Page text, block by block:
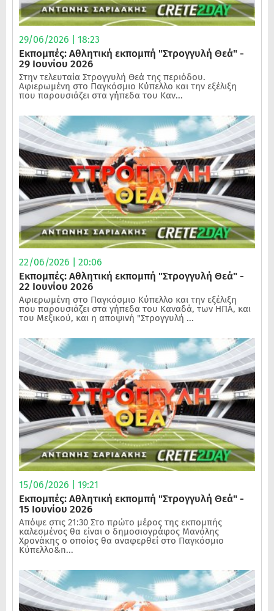
29/06/2026 | 18:23
Εκπομπές: Αθλητική εκπομπή "Στρογγυλή Θεά" -
29 Ιουνίου 2026
Στην τελευταία Στρογγυλή Θεά της περιόδου.
Αφιερωμένη στο Παγκόσμιο Κύπελλο και την εξέλιξη
που παρουσιάζει στα γήπεδα του Καν...
22/06/2026 | 20:06
Εκπομπές: Αθλητική εκπομπή "Στρογγυλή Θεά" -
22 Ιουνίου 2026
Αφιερωμένη στο Παγκόσμιο Κύπελλο και την εξέλιξη
που παρουσιάζει στα γήπεδα του Καναδά, των ΗΠΑ, και
του Μεξικού, και η αποψινή "Στρογγυλή ...
15/06/2026 | 19:21
Εκπομπές: Αθλητική εκπομπή "Στρογγυλή Θεά" -
15 Ιουνίου 2026
Απόψε στις 21:30 Στο πρώτο μέρος της εκπομπής
καλεσμένος θα είναι ο δημοσιογράφος Μανόλης
Χρονάκης ο οποίος θα αναφερθεί στο Παγκόσμιο
Κύπελλο&n...